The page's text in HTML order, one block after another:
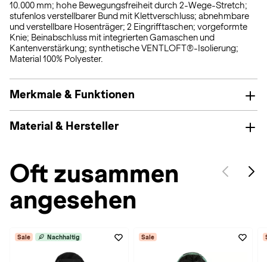
10.000 mm; hohe Bewegungsfreiheit durch 2-Wege-Stretch;
stufenlos verstellbarer Bund mit Klettverschluss; abnehmbare
und verstellbare Hosenträger; 2 Eingrifftaschen; vorgeformte
Knie; Beinabschluss mit integrierten Gamaschen und
Kantenverstärkung; synthetische VENTLOFT®-Isolierung;
Material 100% Polyester.
Merkmale & Funktionen
Material & Hersteller
Oft zusammen
angesehen
Sale Nachhaltig Sale